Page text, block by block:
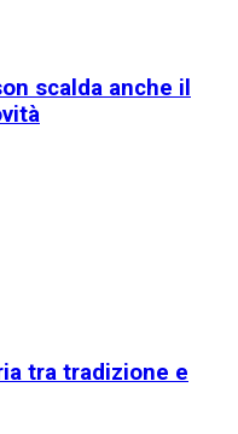
scalda anche il
tra tradizione e